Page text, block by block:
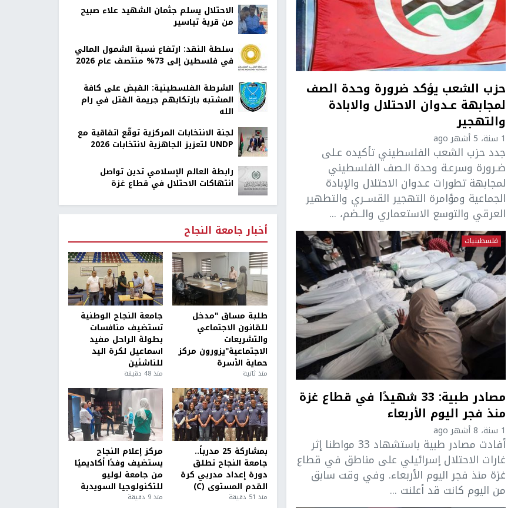
حزب الشعب يؤكد ضرورة وحدة الصف
لمجابهة عـدوان الاحتلال والابادة
والتھجير
1 سنة، 5 أشهر ago
جدد حزب الشعب الفلسطيني تأكيده عـلى
ضـرورة وسرعـة وحدة الـصف الفلسطيني
لمجابهة تطورات عـدوان الاحتلال والإبادة
الجماعية ومؤامرة التھجیر القســري والتطھیر
العرقي والتوسع الاستعماري والــضم، ...
فلسطينيات
مصادر طبية: 33 شهيدًا في قطاع غزة
منذ فجر اليوم الأربعاء
1 سنة، 8 أشهر ago
أفادت مصادر طبية باستشهاد 33 مواطنا إثر
غارات الاحتلال إسرائيلي على مناطق في قطاع
غزة منذ فجر اليوم الأربعاء. وفي وقت سابق
من اليوم كانت قد أعلنت ...
الاحتلال يسلم جثمان الشهيد علاء صبيح
من قرية تياسير
سلطة النقد: ارتفاع نسبة الشمول المالي
في فلسطين إلى 73% منتصف عام 2026
الشرطة الفلسطينية: القبض على كافة
المشتبه بارتكابهم جريمة القتل في رام
الله
لجنة الانتخابات المركزية توقّع اتفاقية مع
UNDP لتعزيز الجاهزية لانتخابات 2026
رابطة العالم الإسلامي تدين تواصل
انتهاكات الاحتلال في قطاع غزة
أخبار جامعة النجاح
طلبة مساق "مدخل
للقانون الاجتماعي
والتشريعات
الاجتماعية"يزورون مركز
حماية الأسرة
منذ ثانية
جامعة النجاح الوطنية
تستضيف منافسات
بطولة الراحل مفيد
اسماعيل لكرة اليد
للناشئين
منذ 48 دقيقة
بمشاركة 25 مدرباً..
جامعة النجاح تطلق
دورة إعداد مدربي كرة
القدم المستوى (C)
منذ 51 دقيقة
مركز إعلام النجاح
يستضيف وفدًا أكاديميًا
من جامعة لوليو
للتكنولوجيا السويدية
منذ 9 دقيقة